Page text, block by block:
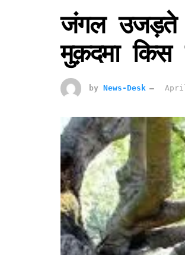
जंगल उजड़ते
मुक़दमा
by News-Desk